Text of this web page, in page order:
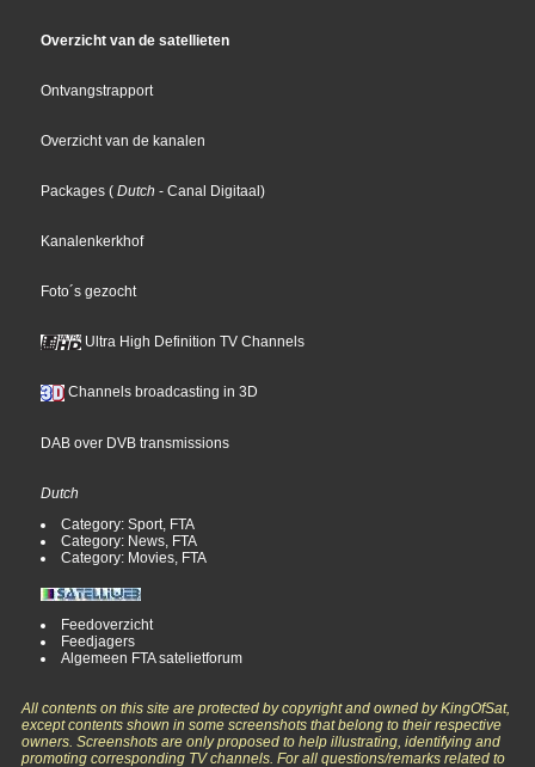
Overzicht van de satellieten
Ontvangstrapport
Overzicht van de kanalen
Packages ( Dutch - Canal Digitaal)
Kanalenkerkhof
Foto´s gezocht
Ultra High Definition TV Channels
Channels broadcasting in 3D
DAB over DVB transmissions
Dutch
Category: Sport, FTA
Category: News, FTA
Category: Movies, FTA
Feedoverzicht
Feedjagers
Algemeen FTA satelietforum
All contents on this site are protected by copyright and owned by KingOfSat,
except contents shown in some screenshots that belong to their respective
owners. Screenshots are only proposed to help illustrating, identifying and
promoting corresponding TV channels. For all questions/remarks related to